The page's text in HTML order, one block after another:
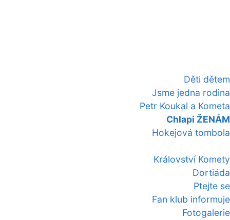
Děti dětem
Jsme jedna rodina
Petr Koukal a Kometa
Chlapi ŽENÁM
Hokejová tombola
Království Komety
Dortiáda
Ptejte se
Fan klub informuje
Fotogalerie